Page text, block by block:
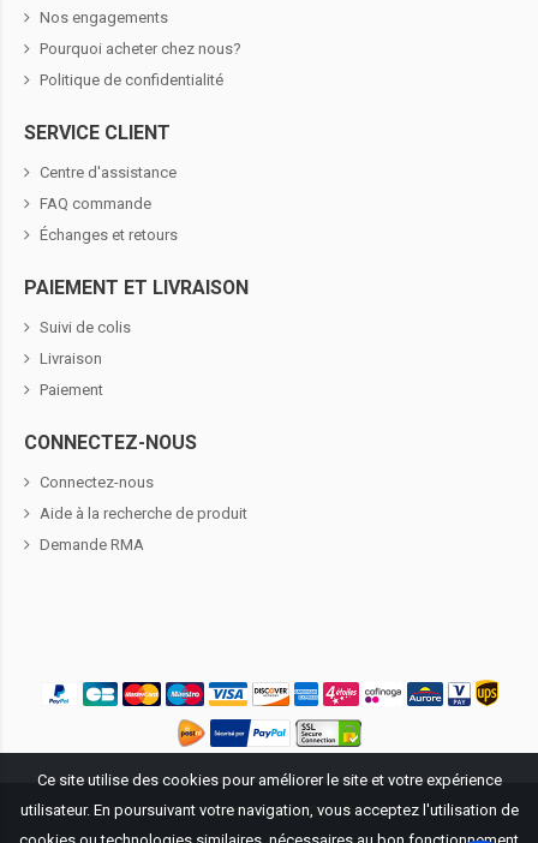
Nos engagements
Pourquoi acheter chez nous?
Politique de confidentialité
SERVICE CLIENT
Centre d'assistance
FAQ commande
Échanges et retours
PAIEMENT ET LIVRAISON
Suivi de colis
Livraison
Paiement
CONNECTEZ-NOUS
Connectez-nous
Aide à la recherche de produit
Demande RMA
Propriété littéraire ©2026 BatteriePourDell.fr. Tous droits réservés.
Ce site utilise des cookies pour améliorer le site et votre expérience
utilisateur. En poursuivant votre navigation, vous acceptez l'utilisation de